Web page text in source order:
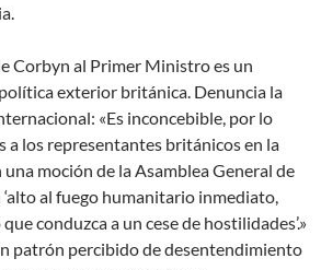
Corbyn al Primer Ministro es un
exterior británica. Denuncia la
«Es inconcebible, por lo
a los representantes británicos en la
moción de la Asamblea General de
al fuego humanitario inmediato,
conduzca a un cese de hostilidades’.»
patrón percibido de desentendimiento